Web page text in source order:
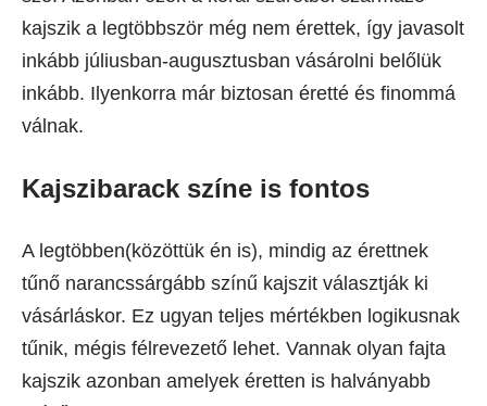
kajszik a legtöbbször még nem érettek, így javasolt
inkább júliusban-augusztusban vásárolni belőlük
inkább. Ilyenkorra már biztosan éretté és finommá
válnak.
Kajszibarack színe is fontos
A legtöbben(közöttük én is), mindig az érettnek
tűnő narancssárgább színű kajszit választják ki
vásárláskor. Ez ugyan teljes mértékben logikusnak
tűnik, mégis félrevezető lehet. Vannak olyan fajta
kajszik azonban amelyek éretten is halványabb